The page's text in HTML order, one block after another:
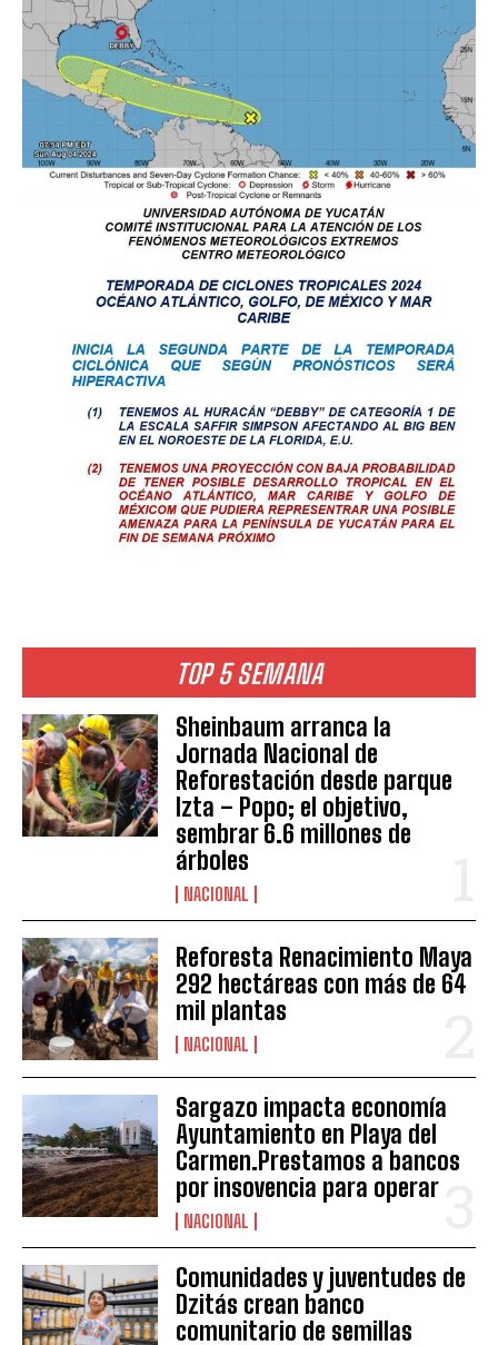
TOP 5 SEMANA
Sheinbaum arranca la
Jornada Nacional de
Reforestación desde parque
Izta – Popo; el objetivo,
sembrar 6.6 millones de
árboles
NACIONAL
Reforesta Renacimiento Maya
292 hectáreas con más de 64
mil plantas
NACIONAL
Sargazo impacta economía
Ayuntamiento en Playa del
Carmen.Prestamos a bancos
por insovencia para operar
NACIONAL
Comunidades y juventudes de
Dzitás crean banco
comunitario de semillas